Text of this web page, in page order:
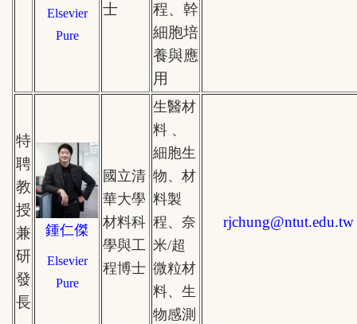
Elsevier
Pure
士
程、幹
細胞培
養與應
用
特
聘
教
授
兼
研
發
長
鍾仁傑
Elsevier
Pure
國立清
華大學
材料科
學與工
程博士
生醫材
料 、
細胞生
物、材
料製
程、奈
米/超
微粒材
料、生
物感測
rjchung@ntut.edu.tw